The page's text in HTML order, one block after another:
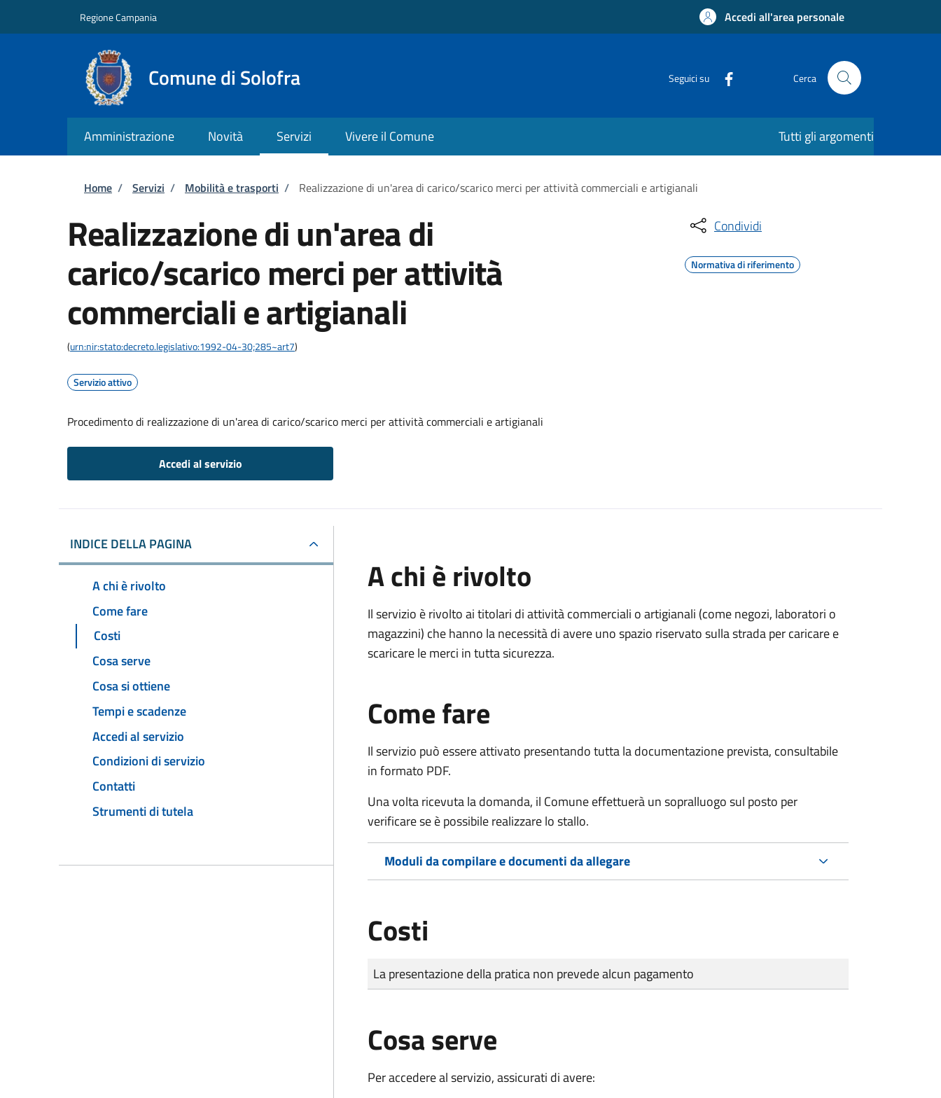
Regione Campania Accedi all'area personale
Comune di Solofra Seguici su Cerca
Amministrazione Novità Servizi Vivere il Comune Tutti gli argomenti
Briciole di pane
Home / Servizi / Mobilità e trasporti / Realizzazione di un'area di carico/scarico merci per attività commerciali e artigianali
Realizzazione di un'area di
carico/scarico merci per attività
commerciali e artigianali
(urn:nir:stato:decreto.legislativo:1992-04-30;285~art7)
Servizio attivo
Procedimento di realizzazione di un'area di carico/scarico merci per attività commerciali e artigianali
Accedi al servizio
Condividi
Normativa di riferimento
INDICE DELLA PAGINA
A chi è rivolto
Come fare
Costi
Cosa serve
Cosa si ottiene
Tempi e scadenze
Accedi al servizio
Condizioni di servizio
Contatti
Strumenti di tutela
A chi è rivolto
Il servizio è rivolto ai titolari di attività commerciali o artigianali (come negozi, laboratori o
magazzini) che hanno la necessità di avere uno spazio riservato sulla strada per caricare e
scaricare le merci in tutta sicurezza.
Come fare
Il servizio può essere attivato presentando tutta la documentazione prevista, consultabile
in formato PDF.
Una volta ricevuta la domanda, il Comune effettuerà un sopralluogo sul posto per
verificare se è possibile realizzare lo stallo.
Moduli da compilare e documenti da allegare
Costi
Tipo di pagamento
Importo
La presentazione della pratica non prevede alcun pagamento
Cosa serve
Per accedere al servizio, assicurati di avere: